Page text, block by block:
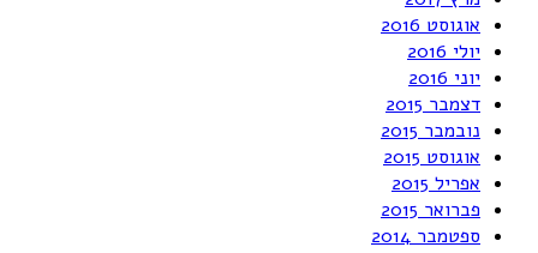
אוגוסט 2016
יולי 2016
יוני 2016
דצמבר 2015
נובמבר 2015
אוגוסט 2015
אפריל 2015
פברואר 2015
ספטמבר 2014